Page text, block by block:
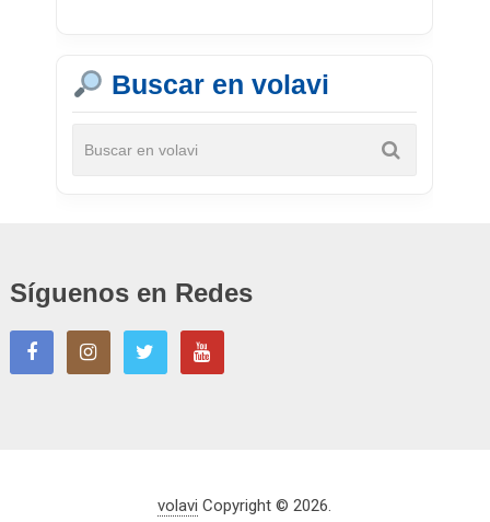
Buscar en volavi
Síguenos en Redes
volavi Copyright © 2026.